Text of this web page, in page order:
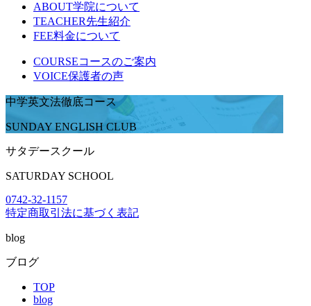
ABOUT学院について
TEACHER先生紹介
FEE料金について
COURSEコースのご案内
VOICE保護者の声
中学英文法徹底コース
SUNDAY ENGLISH CLUB
サタデースクール
SATURDAY SCHOOL
0742-32-1157
特定商取引法に基づく表記
blog
ブログ
TOP
blog